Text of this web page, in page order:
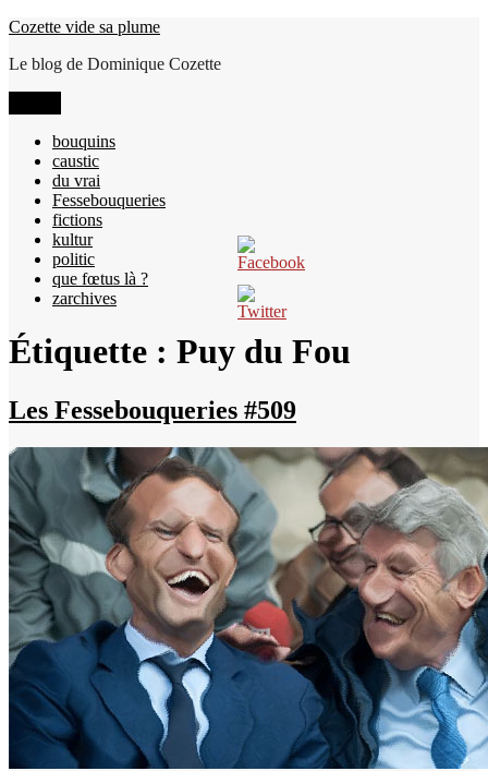
Aller
contenu
Cozette vide sa plume
Le blog de Dominique Cozette
bouquins
caustic
du vrai
Fessebouqueries
fictions
kultur
politic
que fœtus là ?
zarchives
Étiquette : Puy du Fou
Les Fessebouqueries #509